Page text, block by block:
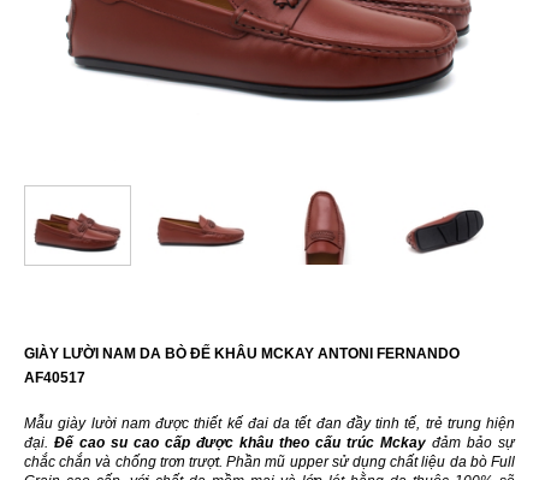
GIÀY LƯỜI NAM DA BÒ ĐẾ KHÂU MCKAY ANTONI FERNANDO
AF40517
Mẫu giày lười nam được thiết kế đai da tết đan đầy tinh tế, trẻ trung hiện
đại. Đế cao su cao cấp được khâu theo cấu trúc Mckay đảm bảo sự
chắc chắn và chống trơn trượt. Phần mũ upper sử dụng chất liệu da bò Full